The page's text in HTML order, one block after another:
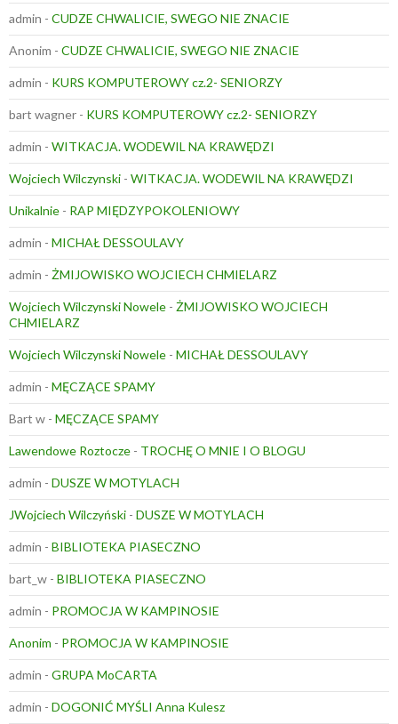
admin - CUDZE CHWALICIE, SWEGO NIE ZNACIE
Anonim - CUDZE CHWALICIE, SWEGO NIE ZNACIE
admin - KURS KOMPUTEROWY cz.2- SENIORZY
bart wagner - KURS KOMPUTEROWY cz.2- SENIORZY
admin - WITKACJA. WODEWIL NA KRAWĘDZI
Wojciech Wilczynski - WITKACJA. WODEWIL NA KRAWĘDZI
Unikalnie - RAP MIĘDZYPOKOLENIOWY
admin - MICHAŁ DESSOULAVY
admin - ŻMIJOWISKO WOJCIECH CHMIELARZ
Wojciech Wilczynski Nowele - ŻMIJOWISKO WOJCIECH
CHMIELARZ
Wojciech Wilczynski Nowele - MICHAŁ DESSOULAVY
admin - MĘCZĄCE SPAMY
Bart w - MĘCZĄCE SPAMY
Lawendowe Roztocze - TROCHĘ O MNIE I O BLOGU
admin - DUSZE W MOTYLACH
JWojciech Wilczyński - DUSZE W MOTYLACH
admin - BIBLIOTEKA PIASECZNO
bart_w - BIBLIOTEKA PIASECZNO
admin - PROMOCJA W KAMPINOSIE
Anonim - PROMOCJA W KAMPINOSIE
admin - GRUPA MoCARTA
admin - DOGONIĆ MYŚLI Anna Kulesz